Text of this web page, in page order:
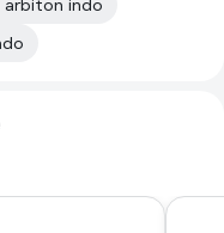
arbiton indo